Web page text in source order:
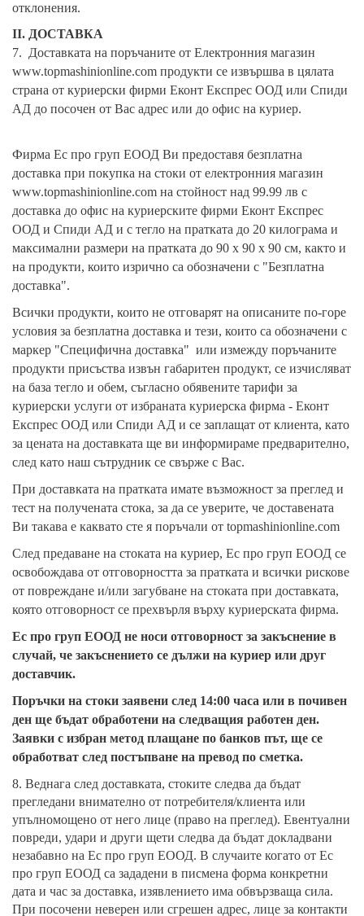
отклонения.
II. ДОСТАВКА
7. Доставката на поръчаните от Електронния магазин
www.topmashinionline.com продукти се извършва в цялата
страна от куриерски фирми Еконт Експрес ООД или Спиди
АД до посочен от Вас адрес или до офис на куриер.
Фирма Ес про груп ЕООД Ви предоставя безплатна
доставка при покупка на стоки от електронния магазин
www.topmashinionline.com на стойност над 99.99 лв с
доставка до офис на куриерските фирми Еконт Експрес
ООД и Спиди АД и с тегло на пратката до 20 килограма и
максимални размери на пратката до 90 х 90 х 90 см, както и
на продукти, които изрично са обозначени с "Безплатна
доставка".
Всички продукти, които не отговарят на описаните по-горе
условия за безплатна доставка и тези, които са обозначени с
маркер "Специфична доставка" или измежду поръчаните
продукти присъства извън габаритен продукт, се изчисляват
на база тегло и обем, съгласно обявените тарифи за
куриерски услуги от избраната куриерска фирма - Еконт
Експрес ООД или Спиди АД и се заплащат от клиента, като
за цената на доставката ще ви информираме предварително,
след като наш сътрудник се свърже с Вас.
При доставката на пратката имате възможност за преглед и
тест на получената стока, за да се уверите, че доставената
Ви такава е каквато сте я поръчали от topmashinionline.com
След предаване на стоката на куриер, Ес про груп ЕООД се
освобождава от отговорността за пратката и всички рискове
от повреждане и/или загубване на стоката при доставката,
която отговорност се прехвърля върху куриерската фирма.
Ес про груп ЕООД не носи отговорност за закъснение в
случай, че закъснението се дължи на куриер или друг
доставчик.
Поръчки на стоки заявени след 14:00 часа или в почивен
ден ще бъдат обработени на следващия работен ден.
Заявки с избран метод плащане по банков път, ще се
обработват след постъпване на превод по сметка.
8. Веднага след доставката, стоките следва да бъдат
прегледани внимателно от потребителя/клиента или
упълномощено от него лице (право на преглед). Евентуални
повреди, удари и други щети следва да бъдат докладвани
незабавно на Ес про груп ЕООД. В случаите когато от Ес
про груп ЕООД са зададени в писмена форма конкретни
дата и час за доставка, изявлението има обвързваща сила.
При посочени неверен или сгрешен адрес, лице за контакти